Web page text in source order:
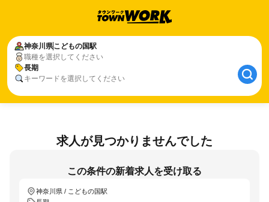
神奈川県こどもの国駅
職種を選択してください
長期
キーワードを選択してください
求人が見つかりませんでした
この条件の新着求人を受け取る
神奈川県 / こどもの国駅